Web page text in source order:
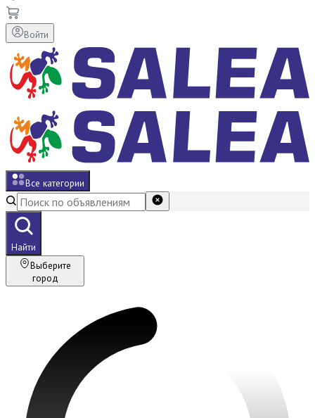
Войти
Все категории
Найти
Выберите
город